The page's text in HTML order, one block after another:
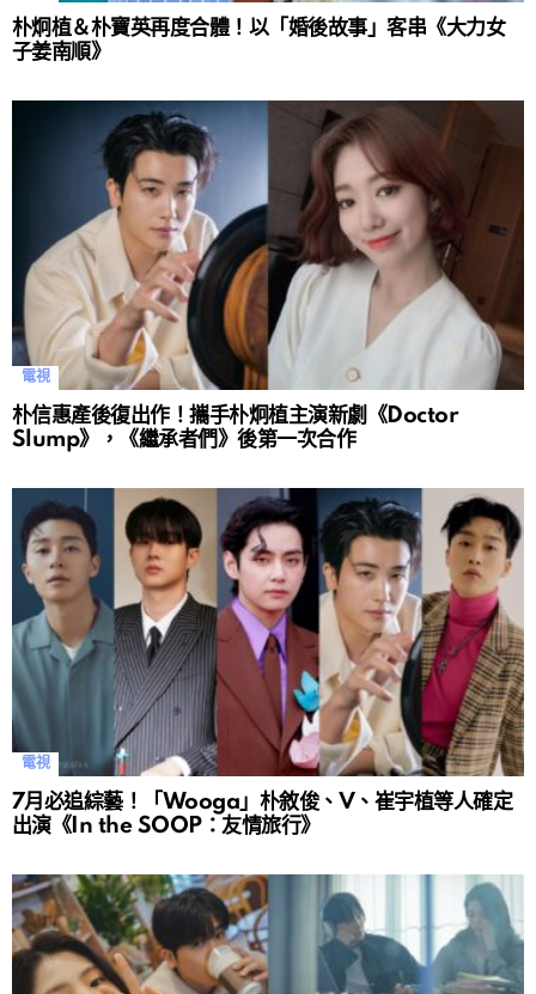
朴炯植＆朴寶英再度合體！以「婚後故事」客串《大力女
子姜南順》
電視
朴信惠產後復出作！攜手朴炯植主演新劇《Doctor
Slump》，《繼承者們》後第一次合作
電視
7月必追綜藝！「Wooga」朴敘俊、V、崔宇植等人確定
出演《In the SOOP：友情旅行》